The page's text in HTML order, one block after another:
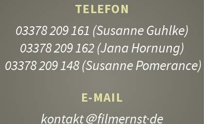
TELEFON
03378 209 161 (Susanne Guhlke)
03378 209 162(Jana Hornung)
03378 209 148(Susanne Pomerance)
E-MAIL
kontakt＠filmernst·de